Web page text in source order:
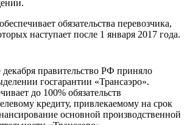
обязательства перевозчика,
наступает после 1 января 2017 года.
правительство РФ приняло
госгарантии «Трансаэро».
до 100% обязательств
кредиту, привлекаемому на срок
основной производственной